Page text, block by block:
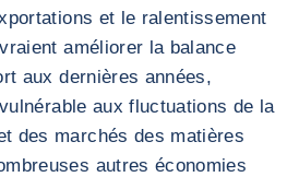
et le ralentissement
améliorer la balance
aux dernières années,
aux fluctuations de la
des marchés des matières
autres économies